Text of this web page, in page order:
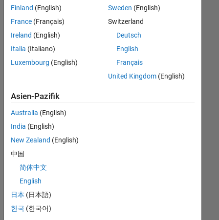
alle
in
Ihrer
Region
Account
Manager -
Commercial
(m/f/d)
DE-München
Senior Utilities and Energy Market Developer (m/f/d)
and Energy
Market
Developer
Finland (English)
France (Français)
Ireland (English)
Italia (Italiano)
Luxembourg (English)
Sweden (English)
Switzerland
Deutsch
English
Français
United Kingdom(English)
Asien-Pazifik
Australia (English)
India (English)
New Zealand (English)
中国
简体中文
English
日本 (日本語)
한국 (한국어)